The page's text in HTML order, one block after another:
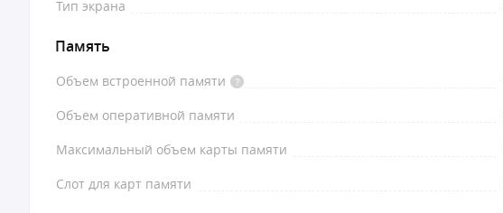
Тип экрана
Память
Объем встроенной памяти
Объем оперативной памяти
Максимальный объем карты памяти
Слот для карт памяти